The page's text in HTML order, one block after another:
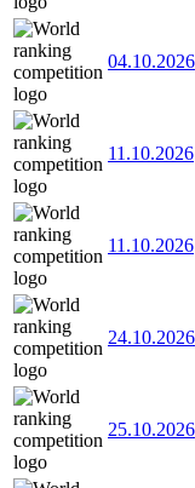
04.10.2026
11.10.2026
11.10.2026
24.10.2026
25.10.2026